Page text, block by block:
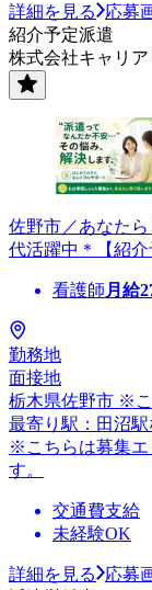
詳細を見る
応募
紹介予定派遣
株式会社キャリア
佐野市／あなた
代活躍中＊【紹介
看護師 月給
勤務地
面接地
栃木県佐野市 ※こ
最寄り駅：田沼
※こちらは募集エ
す。
交通費支給
未経験OK
詳細を見る
応募